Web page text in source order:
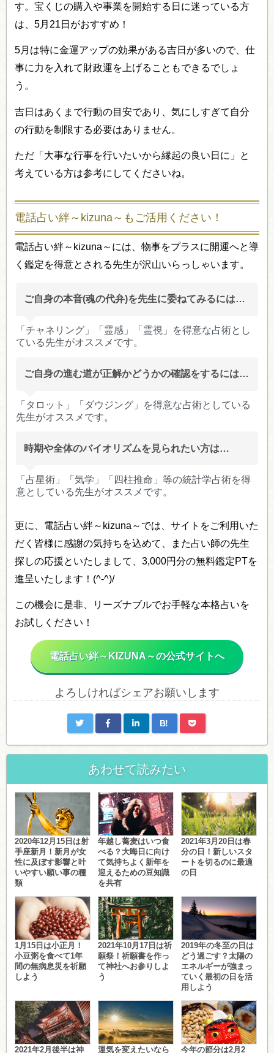
す。宝くじの購入や事業を開始する日に迷っている方
は、5月21日がおすすめ！
5月は特に金運アップの効果がある吉日が多いので、仕
事に力を入れて財政運を上げることもできるでしょ
う。
吉日はあくまで行動の目安であり、気にしすぎて自分
の行動を制限する必要はありません。
ただ「大事な行事を行いたいから縁起の良い日に」と
考えている方は参考にしてくださいね。
電話占い絆～kizuna～もご活用ください！
電話占い絆～kizuna～には、物事をプラスに開運へと導
く鑑定を得意とされる先生が沢山いらっしゃいます。
ご自身の本音(魂の代弁)を先生に委ねてみるには…
「チャネリング」「霊感」「霊視」を得意な占術とし
ている先生がオススメです。
ご自身の進む道が正解かどうかの確認をするには…
「タロット」「ダウジング」を得意な占術としている
先生がオススメです。
時期や全体のバイオリズムを見られたい方は…
「占星術」「気学」「四柱推命」等の統計学占術を得
意としている先生がオススメです。
更に、電話占い絆～kizuna～では、サイトをご利用いた
だく皆様に感謝の気持ちを込めて、また占い師の先生
探しの応援といたしまして、3,000円分の無料鑑定PTを
進呈いたします！(^-^)/
この機会に是非、リーズナブルでお手軽な本格占いを
お試しください！
電話占い絆～KIZUNA～の公式サイトへ
よろしければシェアお願いします
B!
あわせて読みたい
2020年12月15日は射
手座新月！新月が女
性に及ぼす影響と叶
いやすい願い事の種
類
年越し蕎麦はいつ食
べる？大晦日に向け
て気持ちよく新年を
迎えるための豆知識
を共有
2021年3月20日は春
分の日！新しいスタ
ートを切るのに最適
の日
1月15日は小正月！
小豆粥を食べて1年
間の無病息災を祈願
しよう
2021年10月17日は祈
願祭！祈願書を作っ
て神社へお参りしよ
う
2019年の冬至の日は
どう過ごす？太陽の
エネルギーが強まっ
ていく最初の日を活
用しよう
2021年2月後半は神 運気を変えたいなら 今年の節分は2月2